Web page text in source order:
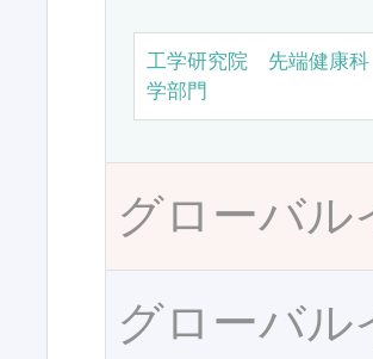
工学研究院 先端健康科
学部門
グローバル
グローバル